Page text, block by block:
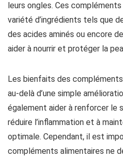
leurs ongles. Ces
variété d’ingrédients tels que
des acides aminés ou encore
aider à nourrir et protéger la
Les bienfaits des
au-delà d’une simple
également aider à renforcer le
réduire l’inflammation et à
optimale. Cependant, il est
compléments alimentaires ne